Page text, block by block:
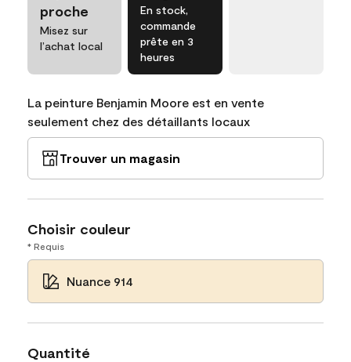
proche
Misez sur
l’achat local
En stock,
commande
prête en 3
heures
La peinture Benjamin Moore est en vente
seulement chez des détaillants locaux
Trouver un magasin
Choisir couleur
* Requis
Nuance 914
Quantité